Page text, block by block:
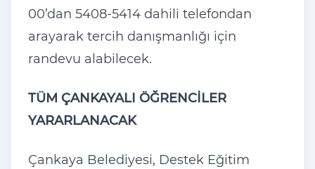
00’dan 5408-5414 dahili telefondan
arayarak tercih danışmanlığı için
randevu alabilecek.
TÜM ÇANKAYALI ÖĞRENCİLER
YARARLANACAK
Çankaya Belediyesi, Destek Eğitim